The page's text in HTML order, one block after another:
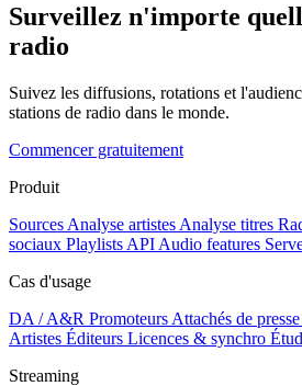
Surveillez n'importe
radio
Suivez les diffusions, rotations et
stations de radio dans le monde.
Commencer gratuitement
Produit
Sources Analyse artistes Analyse titres
sociaux Playlists API Audio features
Cas d'usage
DA / A&R Promoteurs Attachés de presse
Artistes Éditeurs Licences & synchro
Streaming